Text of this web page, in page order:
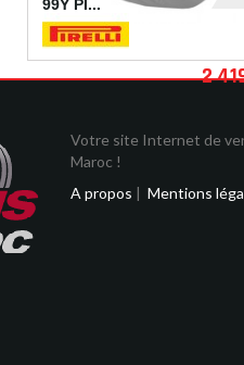
99Y PI...
2
Votre site Internet de
Maroc !
A propos | Mentions